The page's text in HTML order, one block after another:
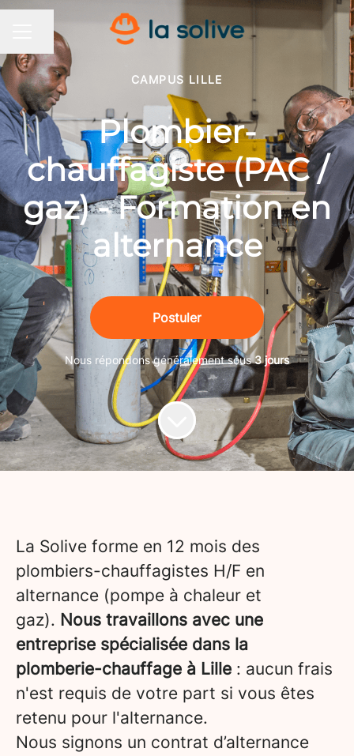
MENU CARRIÈRE
Partager la page
CAMPUS LILLE
Plombier-
chauffagiste (PAC /
gaz) - Formation en
alternance
Postuler
Nous répondons généralement sous3 jours
La Solive forme en 12 mois des
plombiers-chauffagistes H/F en
alternance (pompe à chaleur et
gaz). Nous travaillons avec une
entreprise spécialisée dans la
plomberie-chauffage à Lille : aucun frais
n'est requis de votre part si vous êtes
retenu pour l'alternance.
Nous signons un contrat d’alternance